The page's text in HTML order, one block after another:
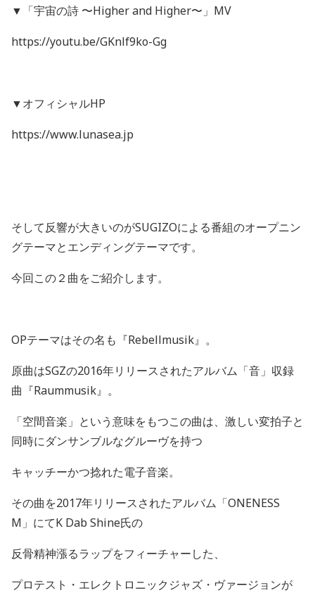
▼「宇宙の詩 〜Higher and Higher〜」 MV
https://youtu.be/GKnlf9ko-Gg
▼オフィシャルHP
https://www.lunasea.jp
そして反響が大きいのがSUGIZOによる番組のオープニン
グテーマとエンディングテーマです。
今回この２曲をご紹介します。
OPテーマはその名も『Rebellmusik』。
原曲はSGZの2016年リリースされたアルバム「音」収録
曲『Raummusik』。
「空間音楽」という意味をもつこの曲は、激しい変拍子と
同時にダンサンブルなグルーヴを持つ
キャッチーかつ捻れた電子音楽。
その曲を2017年リリースされたアルバム「ONENESS
M 」にてK Dab Shine氏の
反骨精神漲るラップをフィーチャーした、
プロテスト・エレクトロニックジャズ・ヴァージョンが